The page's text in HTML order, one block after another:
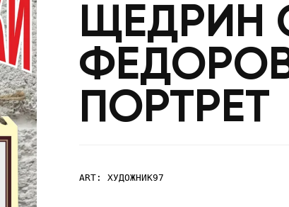
ЩЕДРИН
ПОРТРЕТ
ART: ХУДОЖНИК97